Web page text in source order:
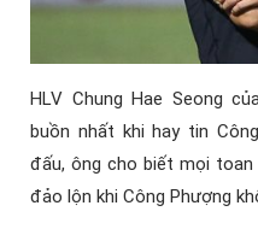
HLV Chung Hae Seong
buồn nhất khi hay tin
đấu, ông cho biết mọi
đảo lộn khi Công Phượng